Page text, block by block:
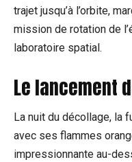
trajet jusqu’à l’orbite,
mission de rotation de
laboratoire spatial.
Le lancement
La nuit du décollage, la
avec ses flammes
impressionnante au-